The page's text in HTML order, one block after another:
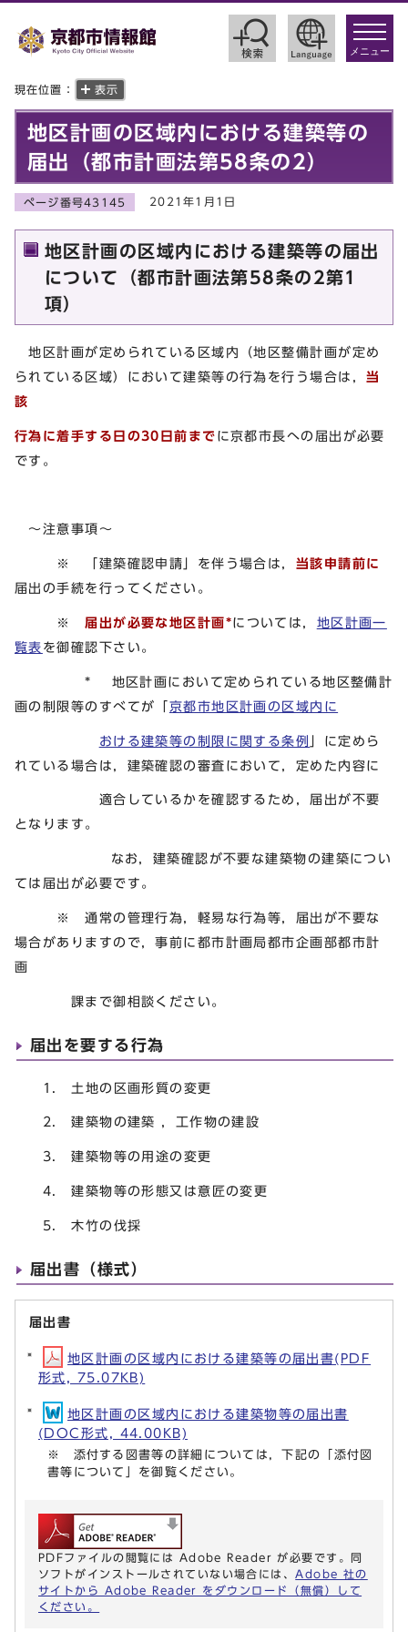
toggle
メニュー
現在位置： 表示
地区計画の区域内における建築等の
届出（都市計画法第58条の2）
ページ番号43145 2021年1月1日
地区計画の区域内における建築等の届出
について（都市計画法第58条の2第1
項）
地区計画が定められている区域内（地区整備計画が定め
られている区域）において建築等の行為を行う場合は，当
該
行為に着手する日の30日前まで に京都市長への届出が必要
です。
～注意事項～
※ 「建築確認申請」を伴う場合は， 当該申請前に
届出の手続を行ってください。
※ 届出が必要な地区計画*については， 地区計画一
覧表 を御確認下さい。
* 地区計画において定められている地区整備計
画の制限等のすべてが「京都市地区計画の区域内に
おける建築等の制限に関する条例 」に定めら
れている場合は，建築確認の審査において，定めた内容に
適合しているかを確認するため，届出が不要
となります。
なお，建築確認が不要な建築物の建築につい
ては届出が必要です。
※ 通常の管理行為，軽易な行為等，届出が不要な
場合がありますので，事前に都市計画局都市企画部都市計
画
課まで御相談ください。
届出を要する行為
1. 土地の区画形質の変更
2. 建築物の建築 ，工作物の建設
3. 建築物等の用途の変更
4. 建築物等の形態又は意匠の変更
5. 木竹の伐採
届出書（様式）
届出書
地区計画の区域内における建築等の届出書(PDF
形式, 75.07KB)
地区計画の区域内における建築物等の届出書
(DOC形式, 44.00KB)
※ 添付する図書等の詳細については，下記の「添付図
書等について」を御覧ください。
PDFファイルの閲覧には Adobe Reader が必要です。同
ソフトがインストールされていない場合には、 Adobe 社の
サイトから Adobe Reader をダウンロード（無償）して
ください。